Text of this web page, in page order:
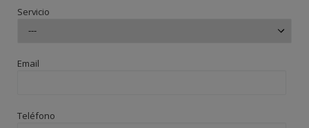
Servicio
Email
Teléfono